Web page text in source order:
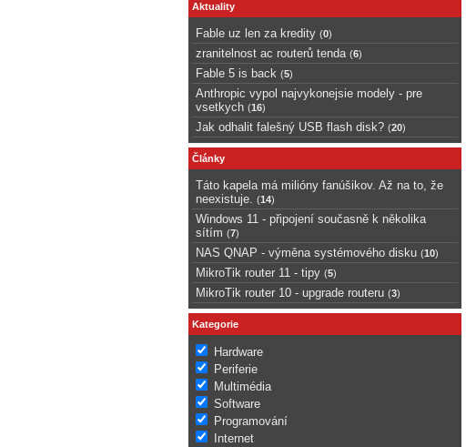
Aktuality
Fable uz len za kredity (0)
zranitelnost ac routerů tenda (6)
Fable 5 is back (5)
Anthropic vypol najvykonejsie modely - pre
vsetkych (16)
Jak odhalit falešný USB flash disk? (20)
Články
Táto kapela má milióny fanúšikov. Až na to, že
neexistuje.
(14)
Windows 11 - připojení současně k několika
sítím (7)
NAS QNAP - výměna systémového disku (10)
MikroTik router 11 - tipy (5)
MikroTik router 10 - upgrade routeru (3)
Kategorie
Hardware
Periferie
Multimédia
Software
Programování
Internet